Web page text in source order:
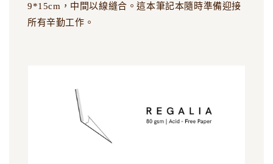
9*15cm，中間以線縫合。這本筆記本隨時準備迎接
所有辛勤工作。